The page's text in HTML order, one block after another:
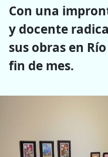
Con una
y docente
sus obras en
fin de mes.